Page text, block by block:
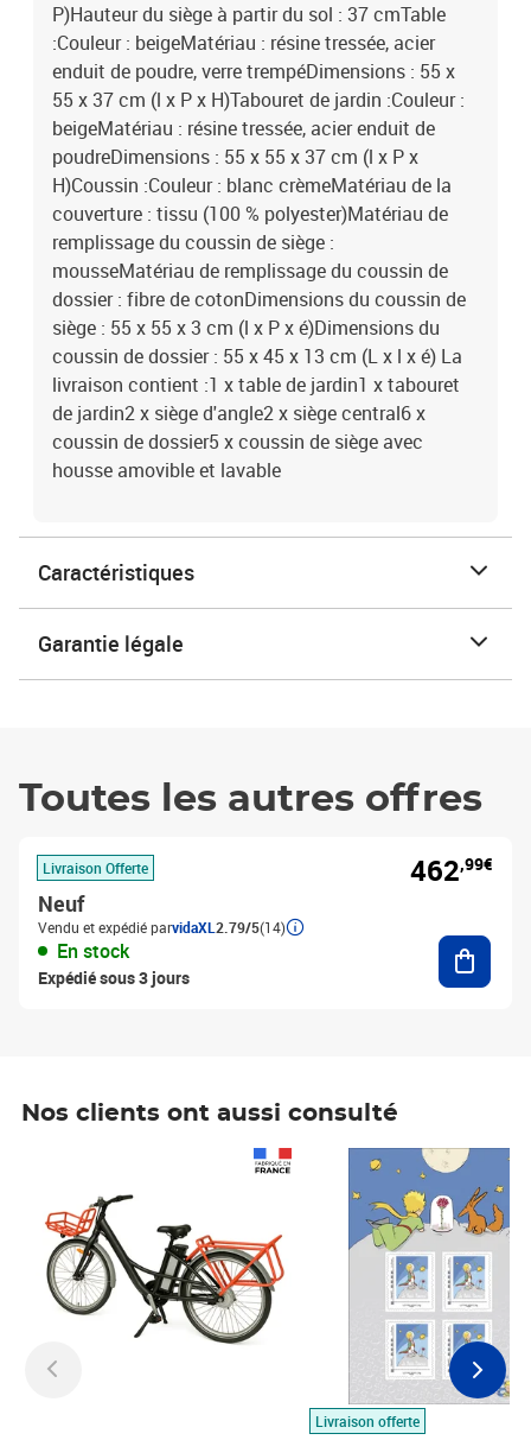
P)Hauteur du siège à partir du sol : 37 cmTable
:Couleur : beigeMatériau : résine tressée, acier
enduit de poudre, verre trempéDimensions : 55 x
55 x 37 cm (l x P x H)Tabouret de jardin :Couleur :
beigeMatériau : résine tressée, acier enduit de
poudreDimensions : 55 x 55 x 37 cm (l x P x
H)Coussin :Couleur : blanc crèmeMatériau de la
couverture : tissu (100 % polyester)Matériau de
remplissage du coussin de siège :
mousseMatériau de remplissage du coussin de
dossier : fibre de cotonDimensions du coussin de
siège : 55 x 55 x 3 cm (l x P x é)Dimensions du
coussin de dossier : 55 x 45 x 13 cm (L x l x é) La
livraison contient :1 x table de jardin1 x tabouret
de jardin2 x siège d'angle2 x siège central6 x
coussin de dossier5 x coussin de siège avec
housse amovible et lavable
Caractéristiques
Garantie légale
Toutes les autres offres
Livraison Offerte
Neuf
Vendu et expédié parvidaXL 2.79/5(14)
En stock
Expédié sous 3 jours
462,99€
Nos clients ont aussi consulté
Livraison offerte
Prix 7,50€